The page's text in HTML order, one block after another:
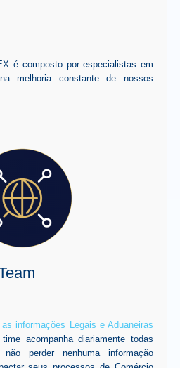
é composto por especialistas em
melhoria constante de nossos
informações Legais e Aduaneiras
acompanha diariamente todas
perder nenhuma informação